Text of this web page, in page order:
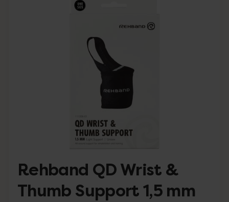
Lista: . Innehåller 1 objekt.
Hoppa över Lista
Rehband QD Wrist &
Thumb Support 1,5 mm